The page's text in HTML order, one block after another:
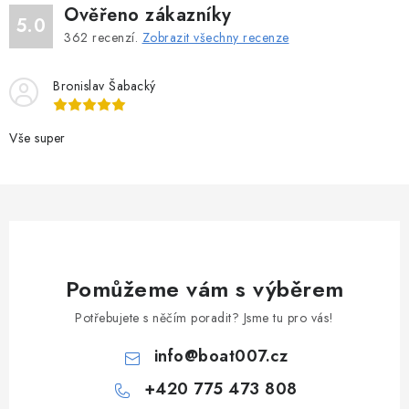
5.0 Ověřeno zákazníky
362 recenzí. Zobrazit všechny recenze
Bronislav Šabacký
Vše super
Pomůžeme vám s výběrem
Potřebujete s něčím poradit? Jsme tu pro vás!
info@boat007.cz
+420 775 473 808